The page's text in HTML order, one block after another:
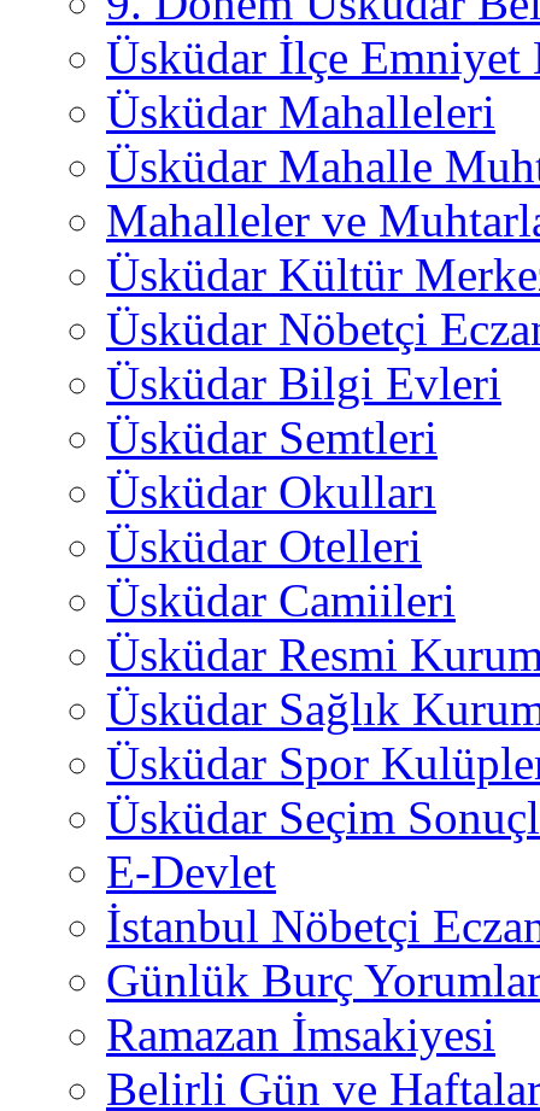
Üsküdar İlçe
Üsküdar Mahalleleri
Üsküdar Mahalle
Mahalleler ve
Üsküdar Kültür
Üsküdar Nöbetçi
Üsküdar Bilgi Evleri
Üsküdar Semtleri
Üsküdar Okulları
Üsküdar Otelleri
Üsküdar Camiileri
Üsküdar Resmi
Üsküdar Sağlık
Üsküdar Spor
Üsküdar Seçim
E-Devlet
İstanbul Nöbetçi
Günlük Burç
Ramazan İmsakiyesi
Belirli Gün ve